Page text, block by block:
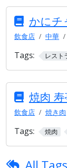
かにチ
飲食店 中華
Tags: レスト
焼肉
飲食店 焼き肉
Tags: 焼肉
All Tags